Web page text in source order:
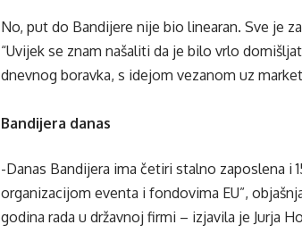
No, put do Bandijere nije bio linearan. Sve je
“Uvijek se znam našaliti da je bilo vrlo
dnevnog boravka, s idejom vezanom uz
Bandijera danas
-Danas Bandijera ima četiri stalno zaposlena i
organizacijom eventa i fondovima EU”,
godina rada u državnoj firmi – izjavila je Jurja